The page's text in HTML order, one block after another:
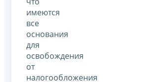
имеются
все
основания
для
освобождения
от
налогообложения